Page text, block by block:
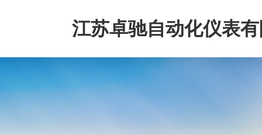
江苏卓驰自动化仪表